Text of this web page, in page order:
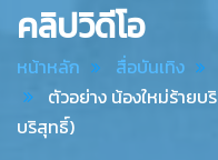
คลิปวิดีโอ
หน้าหลัก สื่อบันเทิง
ตัวอย่าง น้องใหม่ร้ายบ
บริสุทธิ์)